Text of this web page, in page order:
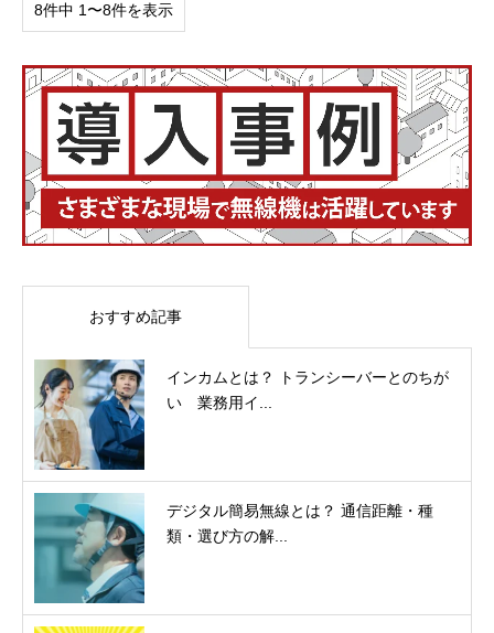
8件中 1〜8件を表示
おすすめ記事
インカムとは？ トランシーバーとのちが
い 業務用イ...
デジタル簡易無線とは？ 通信距離・種
類・選び方の解...